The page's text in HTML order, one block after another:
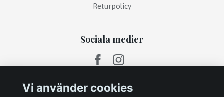
Returpolicy
Sociala medier
Vi använder cookies